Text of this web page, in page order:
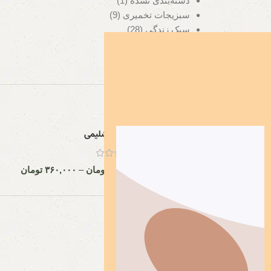
سبزیجات تخمیری(9)
سبک زندگی (28)
آرتیشو اورشلیمی
۶۷۵,۰۰۰ تومان – ۳۶۰,۰۰۰ تومان
آخرین دیدگاه‌ها